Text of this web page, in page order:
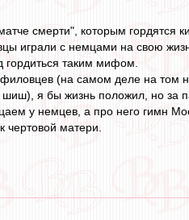
смерти", которым гордятся
играли с немцами на свою
таким мифом.
(на самом деле на том
я бы жизнь положил, но за
у немцев, а про него гимн
матери.